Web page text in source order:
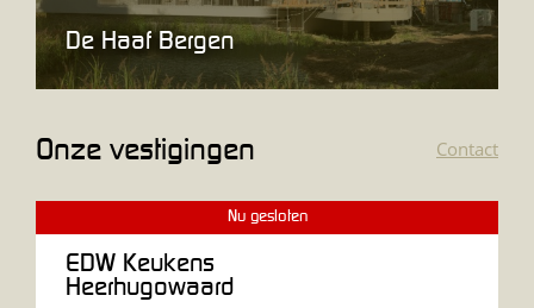
De Haaf Bergen
Onze vestigingen Contact
Nu gesloten
EDW Keukens
Heerhugowaard